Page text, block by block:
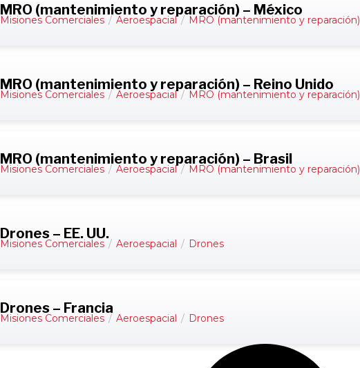
MRO (mantenimiento y reparación) – México
Misiones Comerciales / Aeroespacial / MRO (mantenimiento y reparación)
MRO (mantenimiento y reparación) – Reino Unido
Misiones Comerciales / Aeroespacial / MRO (mantenimiento y reparación)
MRO (mantenimiento y reparación) – Brasil
Misiones Comerciales / Aeroespacial / MRO (mantenimiento y reparación)
Drones – EE. UU.
Misiones Comerciales / Aeroespacial / Drones
Drones – Francia
Misiones Comerciales / Aeroespacial / Drones